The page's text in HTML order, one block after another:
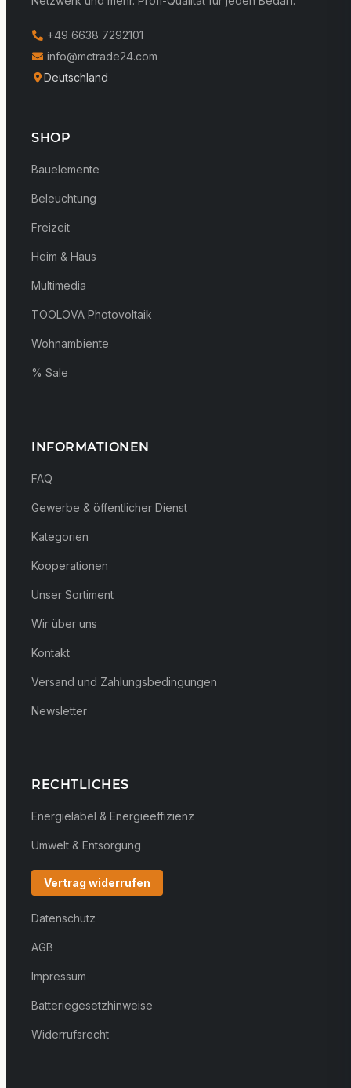
+49 6638 7292101
info@mctrade24.com
Deutschland
SHOP
Bauelemente
Beleuchtung
Freizeit
Heim & Haus
Multimedia
TOOLOVA Photovoltaik
Wohnambiente
% Sale
INFORMATIONEN
FAQ
Gewerbe & öffentlicher Dienst
Kategorien
Kooperationen
Unser Sortiment
Wir über uns
Kontakt
Versand und Zahlungsbedingungen
Newsletter
RECHTLICHES
Energielabel & Energieeffizienz
Umwelt & Entsorgung
Vertrag widerrufen
Datenschutz
AGB
Impressum
Batteriegesetzhinweise
Widerrufsrecht